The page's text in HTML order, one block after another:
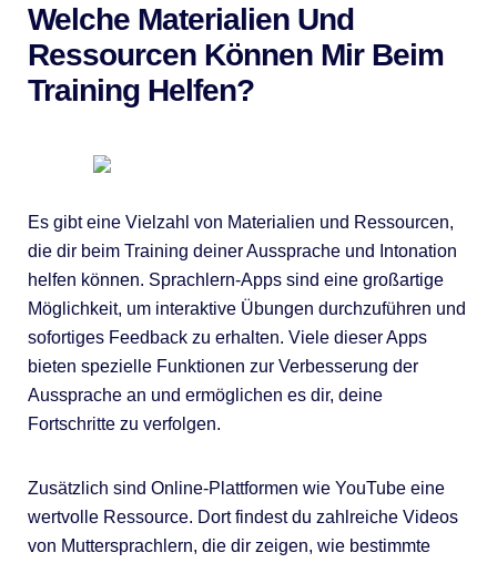
Welche Materialien Und
Ressourcen Können Mir Beim
Training Helfen?
Es gibt eine Vielzahl von Materialien und Ressourcen,
die dir beim Training deiner Aussprache und Intonation
helfen können. Sprachlern-Apps sind eine großartige
Möglichkeit, um interaktive Übungen durchzuführen und
sofortiges Feedback zu erhalten. Viele dieser Apps
bieten spezielle Funktionen zur Verbesserung der
Aussprache an und ermöglichen es dir, deine
Fortschritte zu verfolgen.
Zusätzlich sind Online-Plattformen wie YouTube eine
wertvolle Ressource. Dort findest du zahlreiche Videos
von Muttersprachlern, die dir zeigen, wie bestimmte